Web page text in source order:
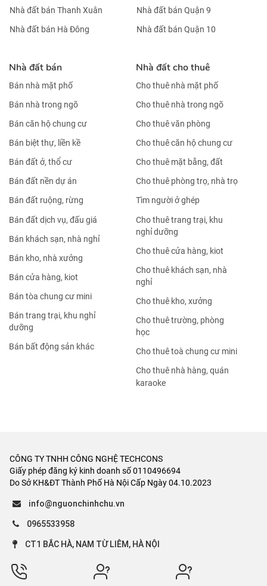
Nhà đất bán Thanh Xuân
Nhà đất bán Hà Đông
Nhà đất bán Quận 9
Nhà đất bán Quận 10
Nhà đất bán
Bán nhà mặt phố
Bán nhà trong ngõ
Bán căn hộ chung cư
Bán biệt thự, liền kề
Bán đất ở, thổ cư
Bán đất nền dự án
Bán đất ruộng, rừng
Bán đất dịch vụ, đấu giá
Bán khách sạn, nhà nghỉ
Bán kho, nhà xưởng
Bán cửa hàng, kiot
Bán tòa chung cư mini
Bán trang trại, khu nghỉ
dưỡng
Bán bất động sản khác
Nhà đất cho thuê
Cho thuê nhà mặt phố
Cho thuê nhà trong ngõ
Cho thuê văn phòng
Cho thuê căn hộ chung cư
Cho thuê mặt bằng, đất
Cho thuê phòng trọ, nhà trọ
Tìm người ở ghép
Cho thuê trang trại, khu
nghỉ dưỡng
Cho thuê cửa hàng, kiot
Cho thuê khách sạn, nhà
nghỉ
Cho thuê kho, xưởng
Cho thuê trường, phòng
học
Cho thuê toà chung cư mini
Cho thuê nhà hàng, quán
karaoke
CÔNG TY TNHH CÔNG NGHỆ TECHCONS
Giấy phép đăng ký kinh doanh số 0110496694
Do Sở KH&ĐT Thành Phố Hà Nội Cấp Ngày 04.10.2023
info@nguonchinhchu.vn
0965533958
CT1 BẮC HÀ, NAM TỪ LIÊM, HÀ NỘI